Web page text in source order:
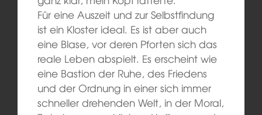
Für eine Auszeit und zur Selbstfindung
ist ein Kloster ideal. Es ist aber auch
eine Blase, vor deren Pforten sich das
reale Leben abspielt. Es erscheint wie
eine Bastion der Ruhe, des Friedens
und der Ordnung in einer sich immer
schneller drehenden Welt, in der Moral,